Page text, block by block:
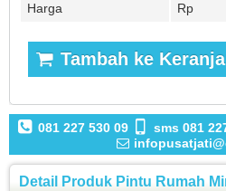
Harga
Rp
Tambah ke
081 227 530 09 sms 081
Detail Produk Pintu Rumah